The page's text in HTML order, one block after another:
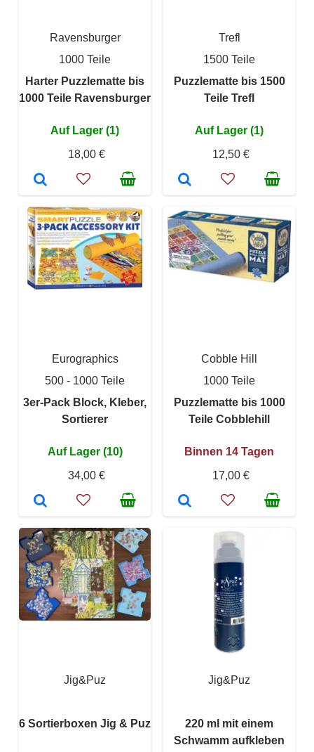
Ravensburger
1000 Teile
Harter Puzzlematte bis
1000 Teile Ravensburger
Auf Lager (1)
18,00 €
Trefl
1500 Teile
Puzzlematte bis 1500
Teile Trefl
Auf Lager (1)
12,50 €
Eurographics
500 - 1000 Teile
3er-Pack Block, Kleber,
Sortierer
Auf Lager (10)
34,00 €
Cobble Hill
1000 Teile
Puzzlematte bis 1000
Teile Cobblehill
Binnen 14 Tagen
17,00 €
Jig&Puz
6 Sortierboxen Jig & Puz
Jig&Puz
220 ml mit einem
Schwamm aufkleben